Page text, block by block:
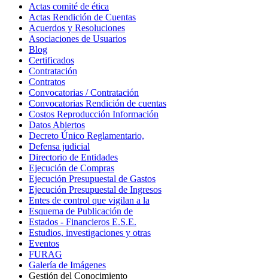
Actas comité de ética
Actas Rendición de Cuentas
Acuerdos y Resoluciones
Asociaciones de Usuarios
Blog
Certificados
Contratación
Contratos
Convocatorias / Contratación
Convocatorias Rendición de cuentas
Costos Reproducción Información
Datos Abiertos
Decreto Único Reglamentario,
Defensa judicial
Directorio de Entidades
Ejecución de Compras
Ejecución Presupuestal de Gastos
Ejecución Presupuestal de Ingresos
Entes de control que vigilan a la
Esquema de Publicación de
Estados - Financieros E.S.E.
Estudios, investigaciones y otras
Eventos
FURAG
Galería de Imágenes
Gestión del Conocimiento